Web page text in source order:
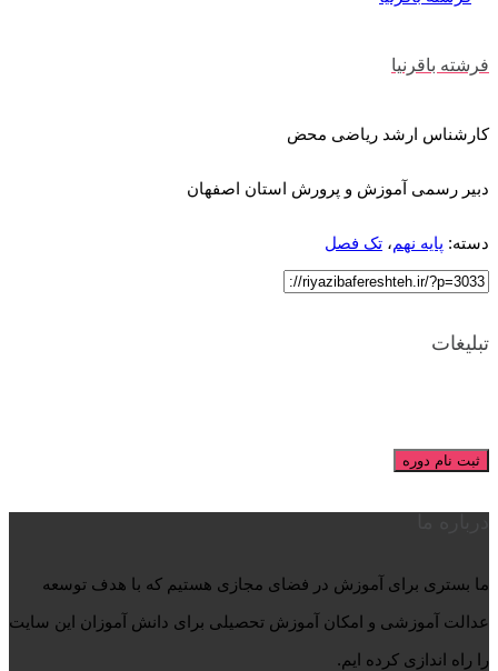
فرشته باقرنیا
کارشناس ارشد ریاضی محض
دبیر رسمی آموزش و پرورش استان اصفهان
دسته: پایه نهم، تک فصل
تبلیغات
ثبت نام دوره
ما بستری برای آموزش در فضای مجازی هستیم که با هدف توسعه
عدالت آموزشی و امکان آموزش تحصیلی برای دانش آموزان این سایت
را راه اندازی کرده ایم.